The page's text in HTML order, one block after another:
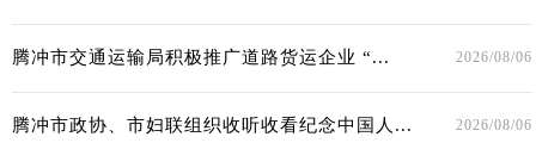
腾冲市交通运输局积极推广道路货运企业 “... 2026/08/06
腾冲市政协、市妇联组织收听收看纪念中国人... 2026/08/06